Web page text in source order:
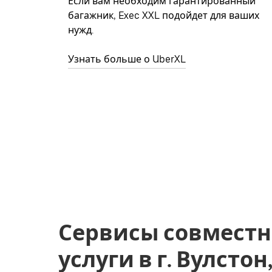
багажник, Exec XXL подойдет для ваших
нужд.
Узнать больше о UberXL
Сервисы
услуги в г.